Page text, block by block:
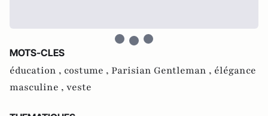
MOTS-CLES
éducation , costume , Parisian Gentleman , élégance
masculine , veste